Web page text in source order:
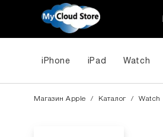
iPhone iPad Watch
Магазин Apple / Каталог / Watch